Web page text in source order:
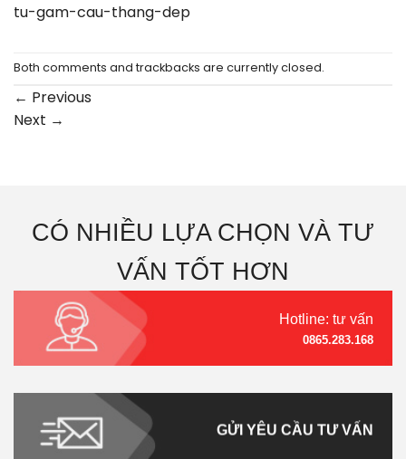
tu-gam-cau-thang-dep
Both comments and trackbacks are currently closed.
← Previous
Next →
CÓ NHIỀU LỰA CHỌN VÀ TƯ
VẤN TỐT HƠN
Hotline: tư vấn
0865.283.168
GỬI YÊU CẦU TƯ VẤN